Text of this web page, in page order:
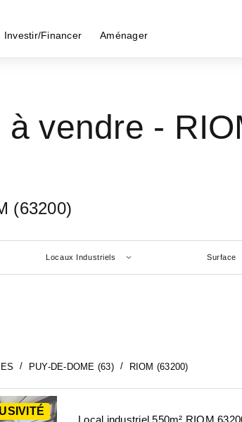
Investir/Financer Aménager
vendre -
(63200)
Locaux Industriels Surface
PUY-DE-DOME (63) RIOM (63200)
Local industriel 550m² RIOM